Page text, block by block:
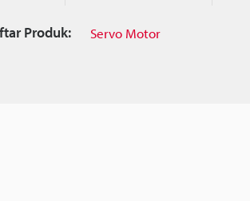
Produk: Servo Motor